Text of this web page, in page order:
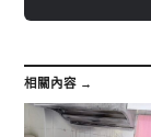
相關內容 →